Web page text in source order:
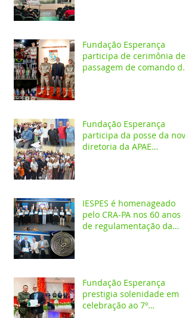
Fundação Esperança
participa de cerimônia de
passagem de comando do
Fundação Esperança
participa da posse da nova
diretoria da APAE
IESPES é homenageado
pelo CRA-PA nos 60 anos
de regulamentação da
Fundação Esperança
prestigia solenidade em
celebração ao 7º